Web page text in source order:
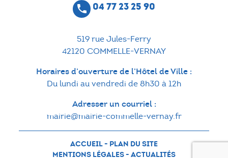
phone 04 77 23 25 90
519 rue Jules-Ferry
42120 COMMELLE-VERNAY
Horaires d’ouverture de l’Hôtel de Ville :
Du lundi au vendredi de 8h30 à 12h
Adresser un courriel :
mairie@mairie-commelle-vernay.fr
ACCUEIL- PLAN DU SITE
MENTIONS LÉGALES- ACTUALITÉS